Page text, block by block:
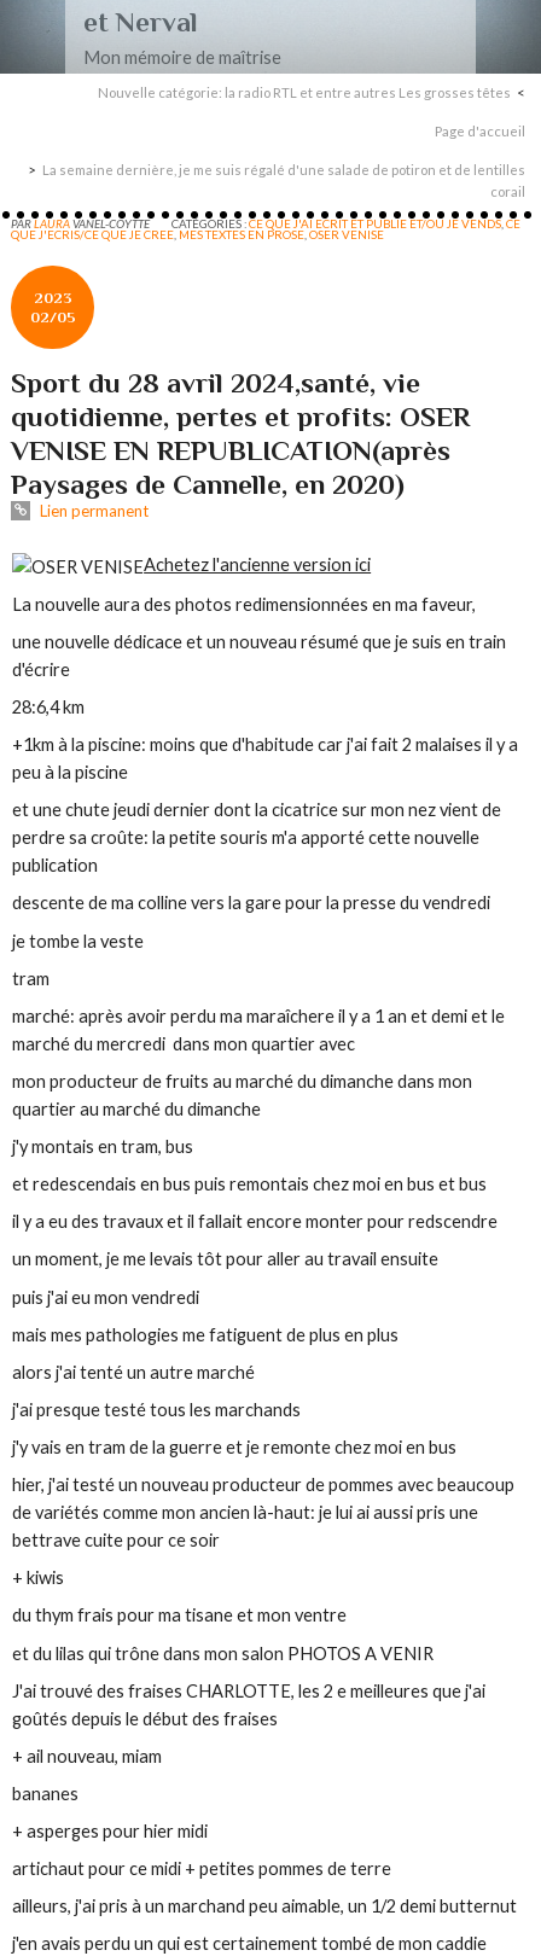
et Nerval
Mon mémoire de maîtrise
Nouvelle catégorie: la radio RTL et entre autres Les grosses têtes
Page d'accueil
La semaine dernière, je me suis régalé d'une salade de potiron et de lentilles
corail
PARLAURAVANEL-COYTTE CATÉGORIES :CE QUE J'AI ECRIT ET PUBLIE ET/OU JE VENDS ,CE
QUE J'ECRIS/CE QUE JE CREE MES TEXTES EN PROSE ,OSER VENISE
2023
02/05
Sport du 28 avril 2024,santé, vie
quotidienne, pertes et profits: OSER
VENISE EN REPUBLICATION(après
Paysages de Cannelle, en 2020)
Lien permanent
Achetez l'ancienne version ici
La nouvelle aura des photos redimensionnées en ma faveur,
une nouvelle dédicace et un nouveau résumé que je suis en train
d'écrire
28:6,4 km
+1km à la piscine: moins que d'habitude car j'ai fait 2 malaises il y a
peu à la piscine
et une chute jeudi dernier dont la cicatrice sur mon nez vient de
perdre sa croûte: la petite souris m'a apporté cette nouvelle
publication
descente de ma colline vers la gare pour la presse du vendredi
je tombe la veste
tram
marché: après avoir perdu ma maraîchere il y a 1 an et demi et le
marché du mercredi dans mon quartier avec
mon producteur de fruits au marché du dimanche dans mon
quartier au marché du dimanche
j'y montais en tram, bus
et redescendais en bus puis remontais chez moi en bus et bus
il y a eu des travaux et il fallait encore monter pour redscendre
un moment, je me levais tôt pour aller au travail ensuite
puis j'ai eu mon vendredi
mais mes pathologies me fatiguent de plus en plus
alors j'ai tenté un autre marché
j'ai presque testé tous les marchands
j'y vais en tram de la guerre et je remonte chez moi en bus
hier, j'ai testé un nouveau producteur de pommes avec beaucoup
de variétés comme mon ancien là-haut: je lui ai aussi pris une
bettrave cuite pour ce soir
+ kiwis
du thym frais pour ma tisane et mon ventre
et du lilas qui trône dans mon salon PHOTOS A VENIR
J'ai trouvé des fraises CHARLOTTE, les 2 e meilleures que j'ai
goûtés depuis le début des fraises
+ ail nouveau, miam
bananes
+ asperges pour hier midi
artichaut pour ce midi + petites pommes de terre
ailleurs, j'ai pris à un marchand peu aimable, un 1/2 demi butternut
j'en avais perdu un qui est certainement tombé de mon caddie